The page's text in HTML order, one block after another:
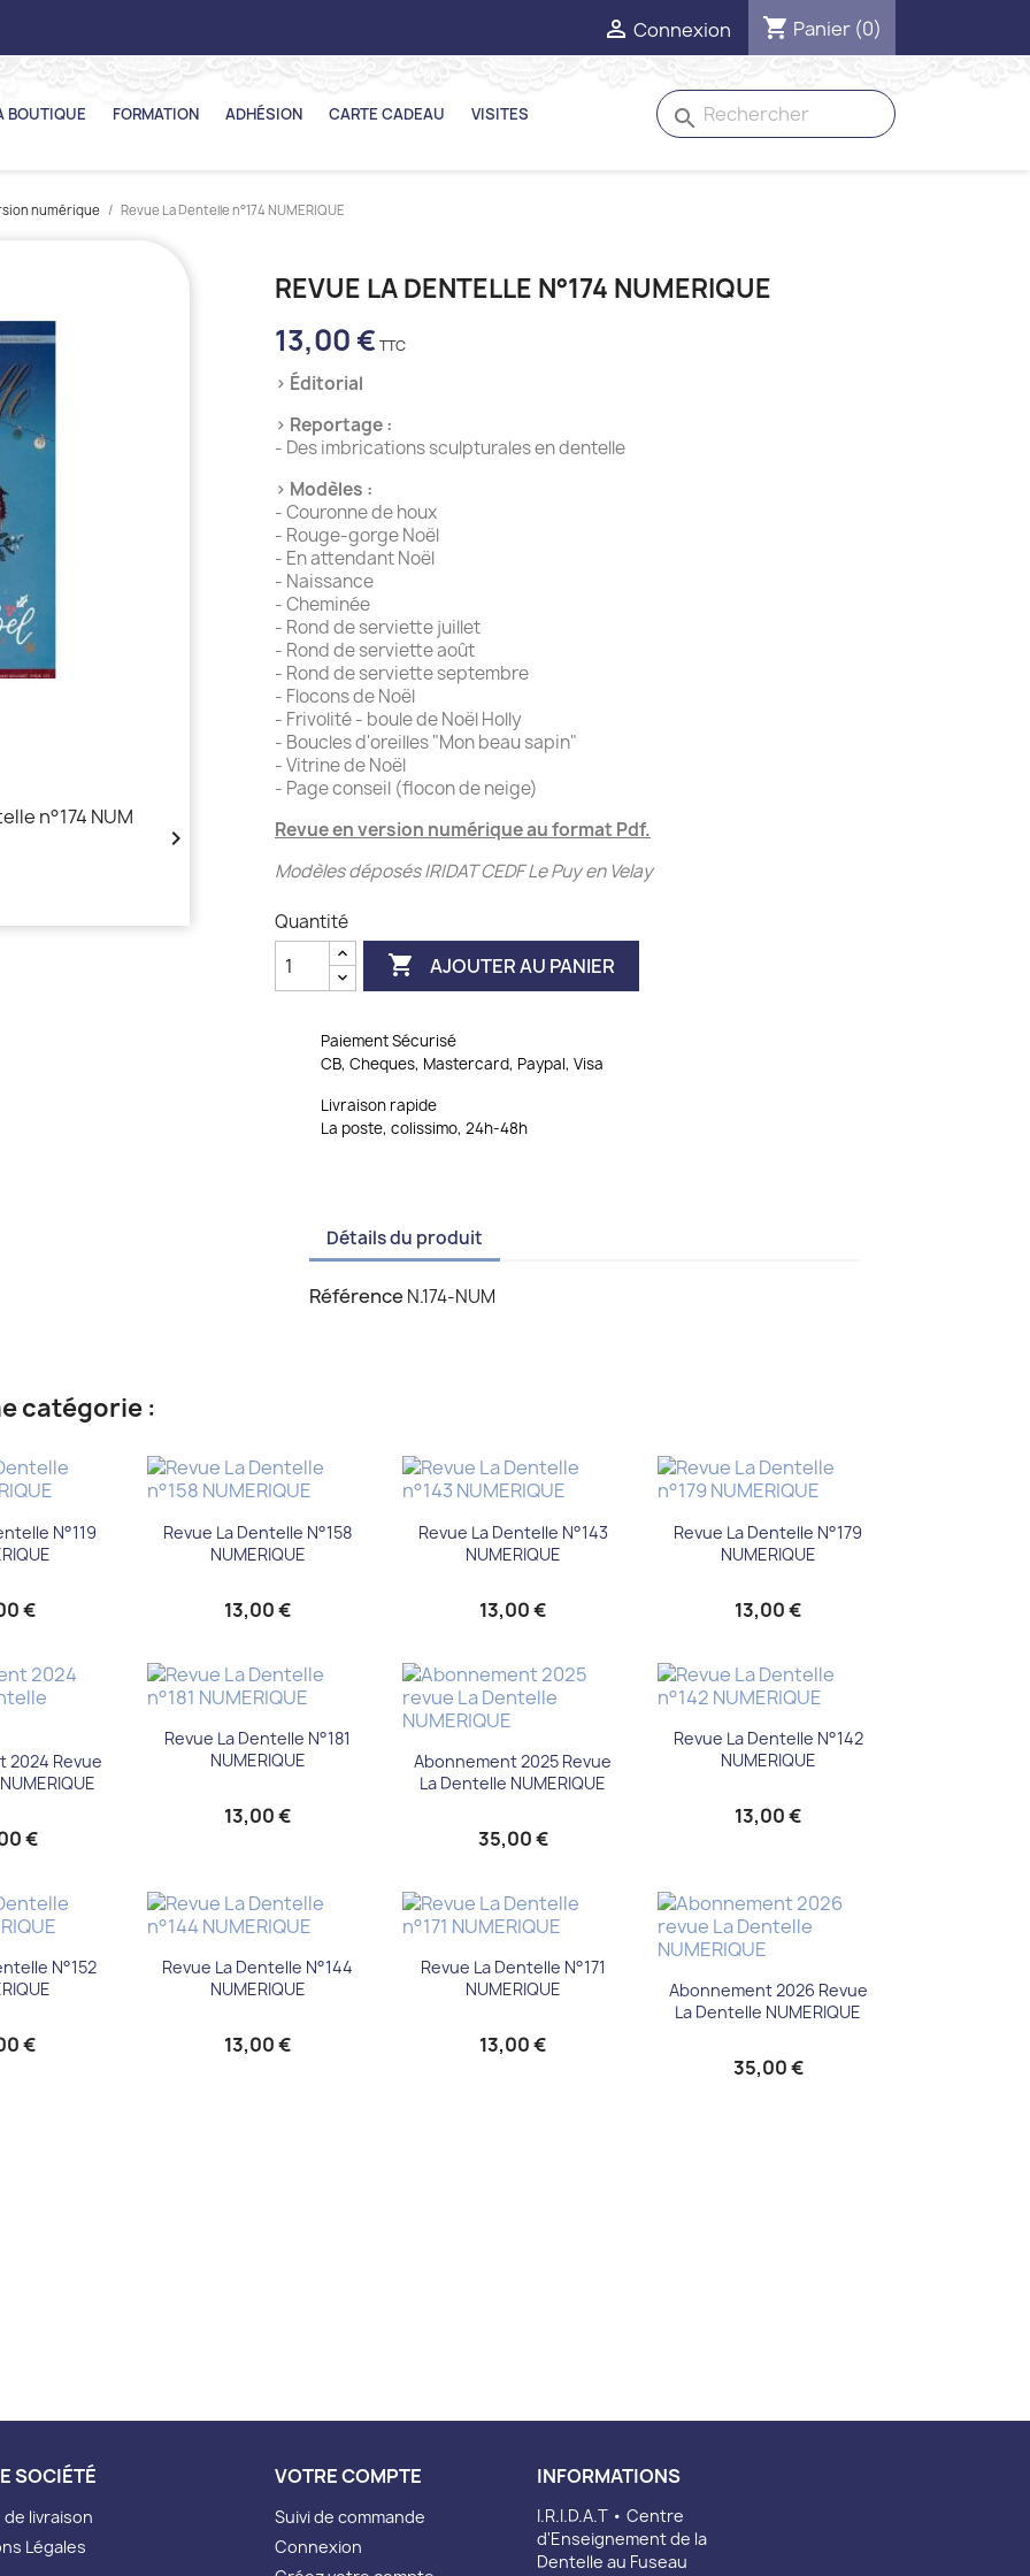
 Connexion shopping_cart Panier (0)
BOUTIQUE FORMATION ADHÉSION CARTE CADEAU VISITES search
numérique Revue La Dentelle n°174 NUMERIQUE

REVUE LA DENTELLE N°174 NUMERIQUE
13,00 €
› Éditorial
› Reportage :
- Des imbrications sculpturales en dentelle
› Modèles :
- Couronne de houx
- Rouge-gorge Noël
- En attendant Noël
- Naissance
- Cheminée
- Rond de serviette juillet
- Rond de serviette août
- Rond de serviette septembre
- Flocons de Noël
- Frivolité - boule de Noël Holly
- Boucles d'oreilles "Mon beau sapin"
- Vitrine de Noël
- Page conseil (flocon de neige)
Revue en version numérique au format Pdf.
Modèles déposés IRIDAT CEDF Le Puy en Velay
Quantité
 AJOUTER AU PANIER
Paiement Sécurisé
CB, Cheques, Mastercard, Paypal, Visa
Livraison rapide
La poste, colissimo, 24h-48h
Détails du produit
Référence N.174-NUM
catégorie :
rapide
N°119
€
Aperçu rapide
Revue La Dentelle N°158
NUMERIQUE
13,00 €
Aperçu rapide
Revue La Dentelle N°143
NUMERIQUE
13,00 €
Aperçu rapide
Revue La Dentelle N°179
NUMERIQUE
13,00 €
rapide
2024 Revue
€
Aperçu rapide
Revue La Dentelle N°181
NUMERIQUE
13,00 €
Aperçu rapide
Abonnement 2025 Revue
La Dentelle NUMERIQUE
35,00 €
Aperçu rapide
Revue La Dentelle N°142
NUMERIQUE
13,00 €
rapide
N°152
€
Aperçu rapide
Revue La Dentelle N°144
NUMERIQUE
13,00 €
Aperçu rapide
Revue La Dentelle N°171
NUMERIQUE
13,00 €
Aperçu rapide
Abonnement 2026 Revue
La Dentelle NUMERIQUE
35,00 €
SOCIÉTÉ
livraison
Légales
VOTRE COMPTE
Suivi de commande
Connexion
INFORMATIONS
I.R.I.D.A.T • Centre
d'Enseignement de la
Dentelle au Fuseau